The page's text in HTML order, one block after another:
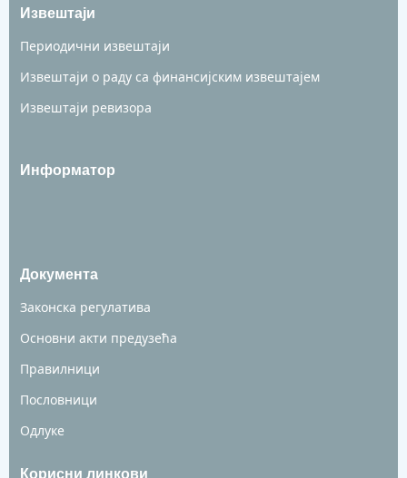
Извештаји
Периодични извештаји
Извештаји о раду са финансијским извештајем
Извештаји ревизора
Информатор
Документа
Законска регулатива
Основни акти предузећа
Правилници
Пословници
Одлуке
Корисни линкови